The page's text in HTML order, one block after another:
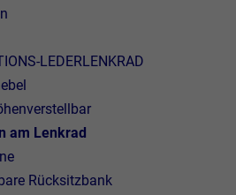
LEDERLENKRAD
am Lenkrad
Rücksitzbank